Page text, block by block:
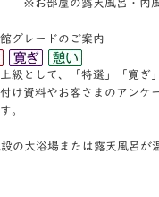
天風呂・内風呂は
グレードのご案内
級として、「特選」「寛ぎ
け資料やお客さまのアンケ
。
の大浴場または露天風呂が